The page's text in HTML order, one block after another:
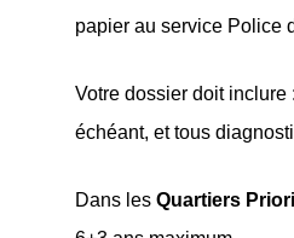
papier au service Police
Votre dossier doit inclure
échéant, et tous
Dans les Quartiers